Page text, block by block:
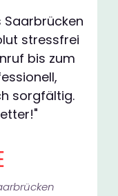
Saarbrücken
stressfrei
bis zum
sorgfältig.